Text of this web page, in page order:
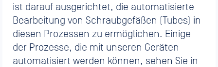
ist darauf ausgerichtet, die automatisierte
Bearbeitung von Schraubgefäßen (Tubes) in
diesen Prozessen zu ermöglichen. Einige
der Prozesse, die mit unseren Geräten
automatisiert werden können, sehen Sie in